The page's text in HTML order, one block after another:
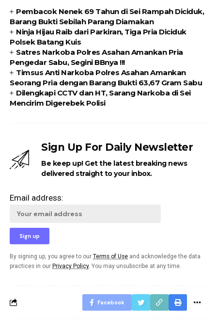
Pembacok Nenek 69 Tahun di Sei Rampah Diciduk,
Barang Bukti Sebilah Parang Diamakan
Ninja Hijau Raib dari Parkiran, Tiga Pria Diciduk
Polsek Batang Kuis
Satres Narkoba Polres Asahan Amankan Pria
Pengedar Sabu, Segini BBnya !!!
Timsus Anti Narkoba Polres Asahan Amankan
Seorang Pria dengan Barang Bukti 63,67 Gram Sabu
Dilengkapi CCTV dan HT, Sarang Narkoba di Sei
Mencirim Digerebek Polisi
Sign Up For Daily Newsletter
Be keep up! Get the latest breaking news
delivered straight to your inbox.
Email address:
By signing up, you agree to our Terms of Use and acknowledge the data
practices in our Privacy Policy. You may unsubscribe at any time.
Facebook